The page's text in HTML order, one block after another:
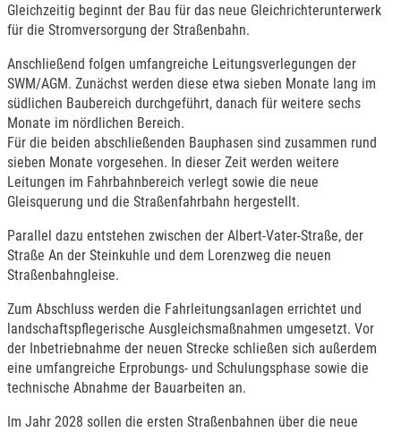
Gleichzeitig beginnt der Bau für das neue Gleichrichterunterwerk
für die Stromversorgung der Straßenbahn.
Anschließend folgen umfangreiche Leitungsverlegungen der
SWM/AGM. Zunächst werden diese etwa sieben Monate lang im
südlichen Baubereich durchgeführt, danach für weitere sechs
Monate im nördlichen Bereich.
Für die beiden abschließenden Bauphasen sind zusammen rund
sieben Monate vorgesehen. In dieser Zeit werden weitere
Leitungen im Fahrbahnbereich verlegt sowie die neue
Gleisquerung und die Straßenfahrbahn hergestellt.
Parallel dazu entstehen zwischen der Albert-Vater-Straße, der
Straße An der Steinkuhle und dem Lorenzweg die neuen
Straßenbahngleise.
Zum Abschluss werden die Fahrleitungsanlagen errichtet und
landschaftspflegerische Ausgleichsmaßnahmen umgesetzt. Vor
der Inbetriebnahme der neuen Strecke schließen sich außerdem
eine umfangreiche Erprobungs- und Schulungsphase sowie die
technische Abnahme der Bauarbeiten an.
Im Jahr 2028 sollen die ersten Straßenbahnen über die neue